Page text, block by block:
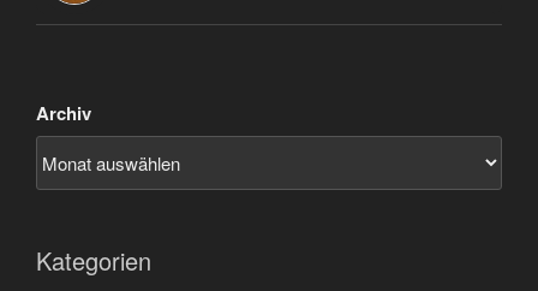
Archiv
Kategorien